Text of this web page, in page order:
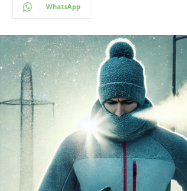
WhatsApp